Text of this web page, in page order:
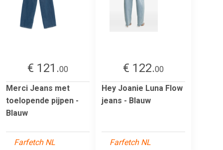
€ 121.00
Merci Jeans met
toelopende pijpen -
Blauw
Farfetch NL
€ 122.00
Hey Joanie Luna Flow
jeans - Blauw
Farfetch NL